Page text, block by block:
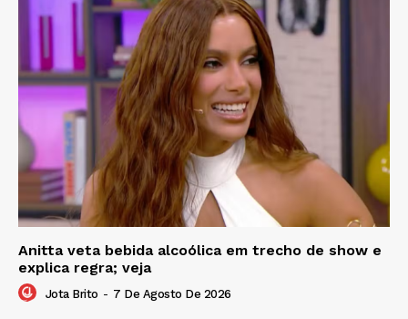
Anitta veta bebida alcoólica em trecho de show e
explica regra; veja
Jota Brito - 7 De Agosto De 2026